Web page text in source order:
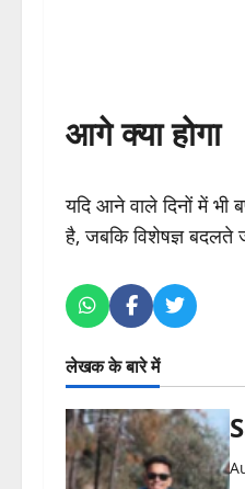
आगे क्या होगा
यदि आने वाले दिनों में भी
है, जबकि विशेषज्ञ
लेखक के बारे में